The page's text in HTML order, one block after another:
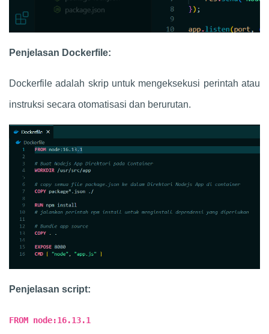
Penjelasan Dockerfile:
Dockerfile adalah skrip untuk mengeksekusi perintah atau
instruksi secara otomatisasi dan berurutan.
Penjelasan script:
FROM node:16.13.1